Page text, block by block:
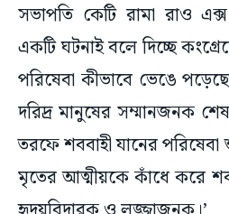
সভাপতি কেটি রামা রাও
একটি ঘটনাই বলে দিচ্ছে
পরিষেবা কীভাবে ভেঙে
দরিদ্র মানুষের সম্মানজনক
তরফে শববাহী যানের
মৃতের আত্মীয়কে কাঁধে করে